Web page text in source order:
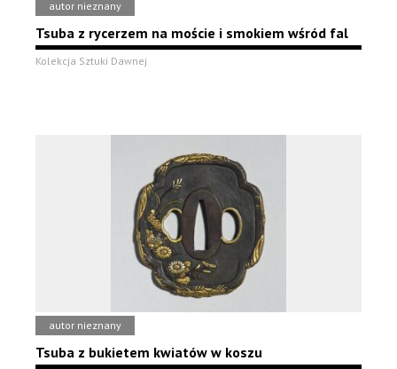
autor nieznany
Tsuba z rycerzem na moście i smokiem wśród fal
Kolekcja Sztuki Dawnej
autor nieznany
Tsuba z bukietem kwiatów w koszu